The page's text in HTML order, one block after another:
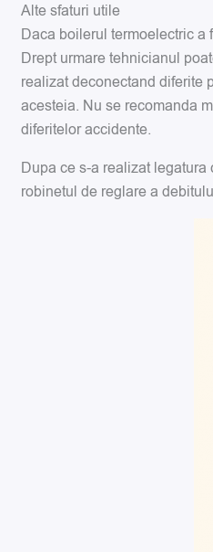
Alte sfaturi utile
Daca boilerul termoelectric
Drept urmare tehnicianul
realizat deconectand diferite
acesteia. Nu se recomanda
diferitelor accidente.
Dupa ce s-a realizat
robinetul de reglare a